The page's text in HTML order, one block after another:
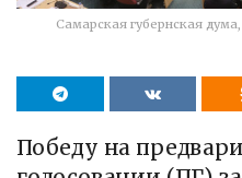
Самарская губернская
Победу на